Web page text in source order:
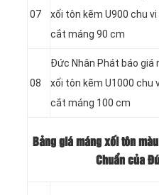
07
xối tôn kẽm U900 chu
cắt máng 90 cm
08
Đức Nhân Phát báo giá
xối tôn kẽm U1000 chu
cắt máng 100 cm
Bảng giá máng xối tôn
Chuẩn của